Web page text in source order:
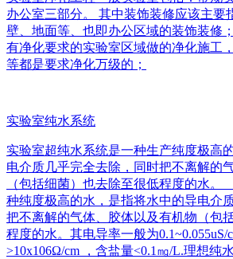
办公室三部分。 其中装饰装修应该主要
壁、地面等、也即办公区域的装饰装修
有净化要求的实验室区域做的净化施工
等都是要求净化万级的；
实验室纯水系统
实验室超纯水系统是一种生产纯度极高
电介质几乎完全去除，同时把不离解的
（包括细菌）也去除至很低程度的水
种纯度极高的水，是指将水中的导电介
把不离解的气体、胶体以及有机物（包
程度的水。其电导率一般为0.1~0.055uS/
>10x106Ω/cm ，含盐量<0.1㎎/L.理想纯